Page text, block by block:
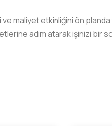
ve maliyet etkinliğini ön
adım atarak işinizi bir